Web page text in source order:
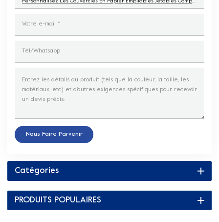
Nous Faire Parvenir
Catégories
PRODUITS POPULAIRES